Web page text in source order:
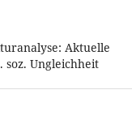
Aktuelle
soz. Ungleichheit